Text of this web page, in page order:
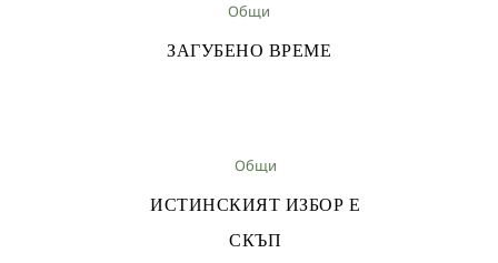
Общи
ЗАГУБЕНО ВРЕМЕ
Общи
ИСТИНСКИЯТ ИЗБОР Е
СКЪП